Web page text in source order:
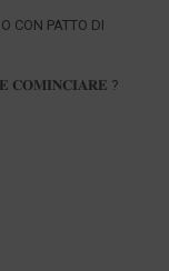
CON PATTO DI
𝐂𝐎𝐌𝐈𝐍𝐂𝐈𝐀𝐑𝐄 ?